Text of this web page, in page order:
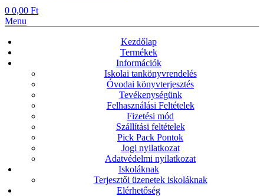
0 0,00 Ft
Menu
Kezdőlap
Termékek
Információk
Iskolai tankönyvrendelés
Óvodai könyvterjesztés
Tevékenységünk
Felhasználási Feltételek
Fizetési mód
Szállítási feltételek
Pick Pack Pontok
Jogi nyilatkozat
Adatvédelmi nyilatkozat
Iskoláknak
Terjesztői üzenetek iskoláknak
Elérhetőség